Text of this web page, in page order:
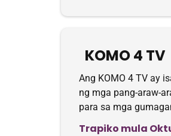
KOMO 4 TV
Ang KOMO 4 TV ay
ng mga pang-araw-
para sa mga
Trapiko mula